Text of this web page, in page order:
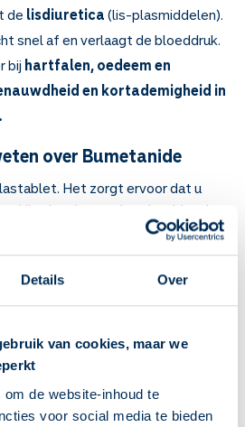
Details Over
van cookies, maar we
de website-inhoud te
voor social media te bieden
de lisdiuretica(lis-plasmiddelen).
snel af en verlaagt de bloeddruk.
bij hartfalen,oedeem en
en kortademigheid in
over Bumetanide
Het zorgt ervoor dat u
Hierdoor kan uw hart het bloed
(uw lichaam houdt te veel vocht
dit medicijn. Binnen een paar
en zijn uw enkels minder dik.
dan minder snel moe en